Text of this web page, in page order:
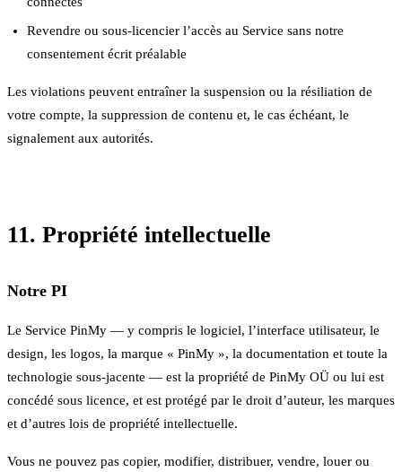
Revendre ou sous-licencier l’accès au Service sans notre
consentement écrit préalable
Les violations peuvent entraîner la suspension ou la résiliation de
votre compte, la suppression de contenu et, le cas échéant, le
signalement aux autorités.
11. Propriété intellectuelle
Notre PI
Le Service PinMy — y compris le logiciel, l’interface utilisateur, le
design, les logos, la marque « PinMy », la documentation et toute la
technologie sous-jacente — est la propriété de PinMy OÜ ou lui est
concédé sous licence, et est protégé par le droit d’auteur, les marques
et d’autres lois de propriété intellectuelle.
Vous ne pouvez pas copier, modifier, distribuer, vendre, louer ou